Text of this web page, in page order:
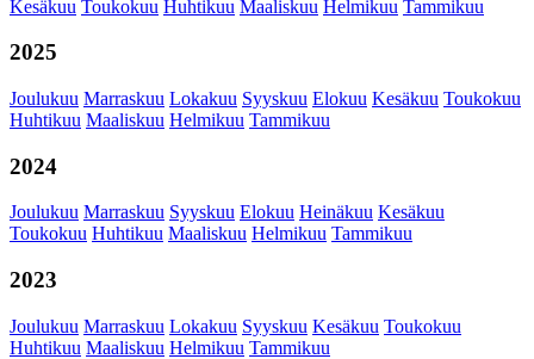
Kesäkuu Toukokuu Huhtikuu Maaliskuu Helmikuu Tammikuu
2025
Joulukuu Marraskuu Lokakuu Syyskuu Elokuu Kesäkuu Toukokuu
Huhtikuu Maaliskuu Helmikuu Tammikuu
2024
Joulukuu Marraskuu Syyskuu Elokuu Heinäkuu Kesäkuu
Toukokuu Huhtikuu Maaliskuu Helmikuu Tammikuu
2023
Joulukuu Marraskuu Lokakuu Syyskuu Kesäkuu Toukokuu
Huhtikuu Maaliskuu Helmikuu Tammikuu